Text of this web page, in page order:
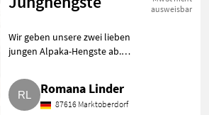
ausweisbar
Wir geben unsere zwei lieben
jungen Alpaka-Hengste ab.
(weiß) sind im Mai 2025 geboren
und aktuell in unserer kleinen
Hengstherde. Sie si
Romana Linder
87616 Marktoberdorf